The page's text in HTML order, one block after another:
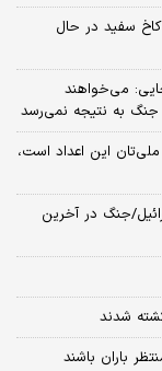
کاخ سفید در حال
می‌خواهند
جنگ به نتیجه نمی‌رسد
ملی‌تان این اعداد است،
جنگ در آخرین